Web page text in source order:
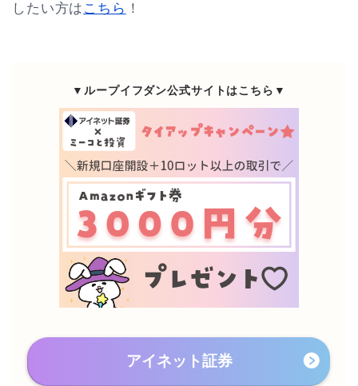
したい方は こちら ！
▼ループイフダン公式サイトはこちら▼
アイネット証券